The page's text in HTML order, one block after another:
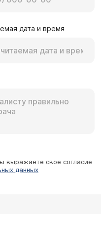
дата и время
выражаете свое согласие
данных